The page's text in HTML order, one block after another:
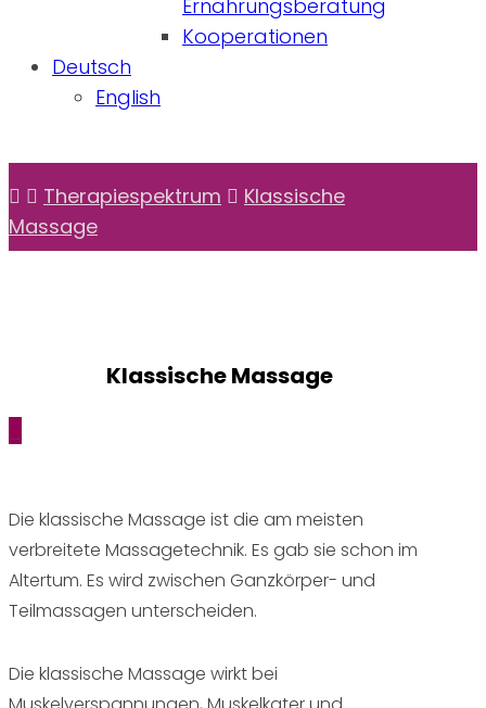
Ernährungsberatung
Kooperationen
Deutsch
English
Therapiespektrum
Klassische
Massage
Klassische Massage
Die klassische Massage ist die am meisten
verbreitete Massagetechnik. Es gab sie schon im
Altertum. Es wird zwischen Ganzkörper- und
Teilmassagen unterscheiden.
Die klassische Massage wirkt bei